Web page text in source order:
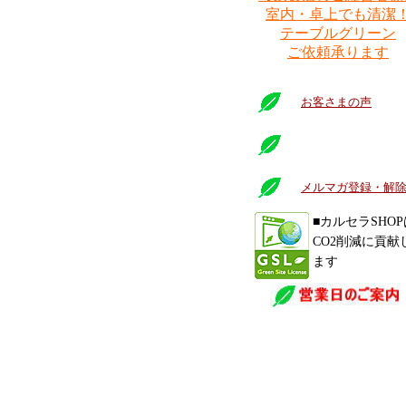
室内・卓上でも清潔！
テーブルグリーン
ご依頼承ります
お客さまの声
メルマガ登録・解除
■カルセラSHOP
CO2削減に貢献
ます